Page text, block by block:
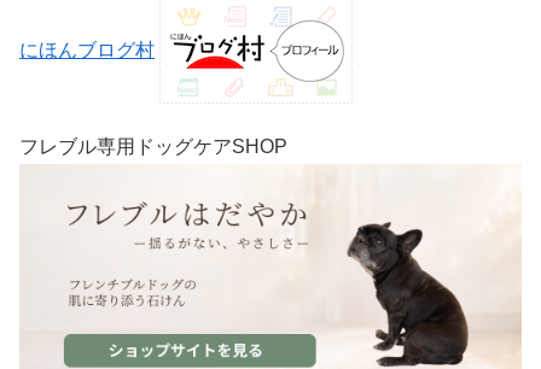
にほんブログ村
フレブル専用ドッグケアSHOP